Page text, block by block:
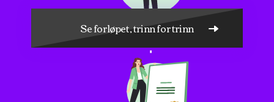
Se forløpet, trinn for trinn